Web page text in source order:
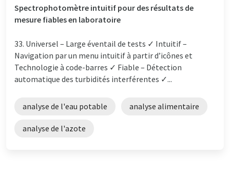
Spectrophotomètre intuitif pour des résultats de
mesure fiables en laboratoire
33. Universel – Large éventail de tests ✓ Intuitif –
Navigation par un menu intuitif à partir d’icônes et
Technologie à code-barres ✓ Fiable – Détection
automatique des turbidités interférentes ✓...
analyse de l'eau potable analyse alimentaire
analyse de l'azote